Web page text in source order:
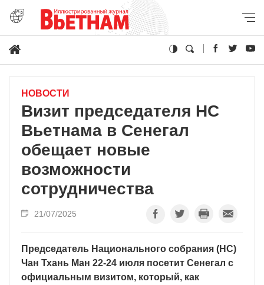
НОВОСТИ
Визит председателя НС
Вьетнама в Сенегал
обещает новые
возможности
сотрудничества
21/07/2025
Председатель Национального собрания (НС)
Чан Тхань Ман 22-24 июля посетит Сенегал с
официальным визитом, который, как